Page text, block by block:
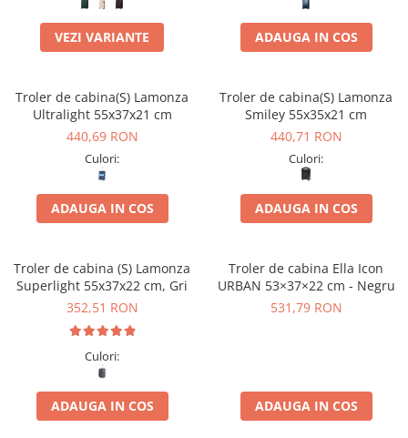
VEZI VARIANTE ADAUGA IN COS
Troler de cabina(S) Lamonza
Ultralight 55x37x21 cm
440,69 RON
Culori:
ADAUGA IN COS
Troler de cabina(S) Lamonza
Smiley 55x35x21 cm
440,71 RON
Culori:
ADAUGA IN COS
Troler de cabina (S) Lamonza
Superlight 55x37x22 cm, Gri
352,51 RON
Culori:
ADAUGA IN COS
Troler de cabina Ella Icon
URBAN 53×37×22 cm - Negru
531,79 RON
ADAUGA IN COS